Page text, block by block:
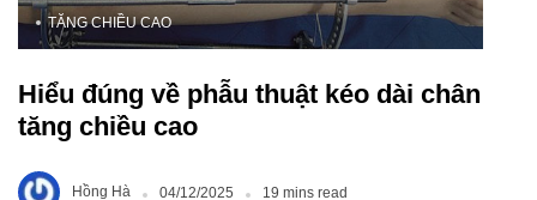
TĂNG CHIỀU CAO
Hiểu đúng về phẫu thuật kéo dài chân
tăng chiều cao
Hồng Hà 04/12/2025 19 mins read